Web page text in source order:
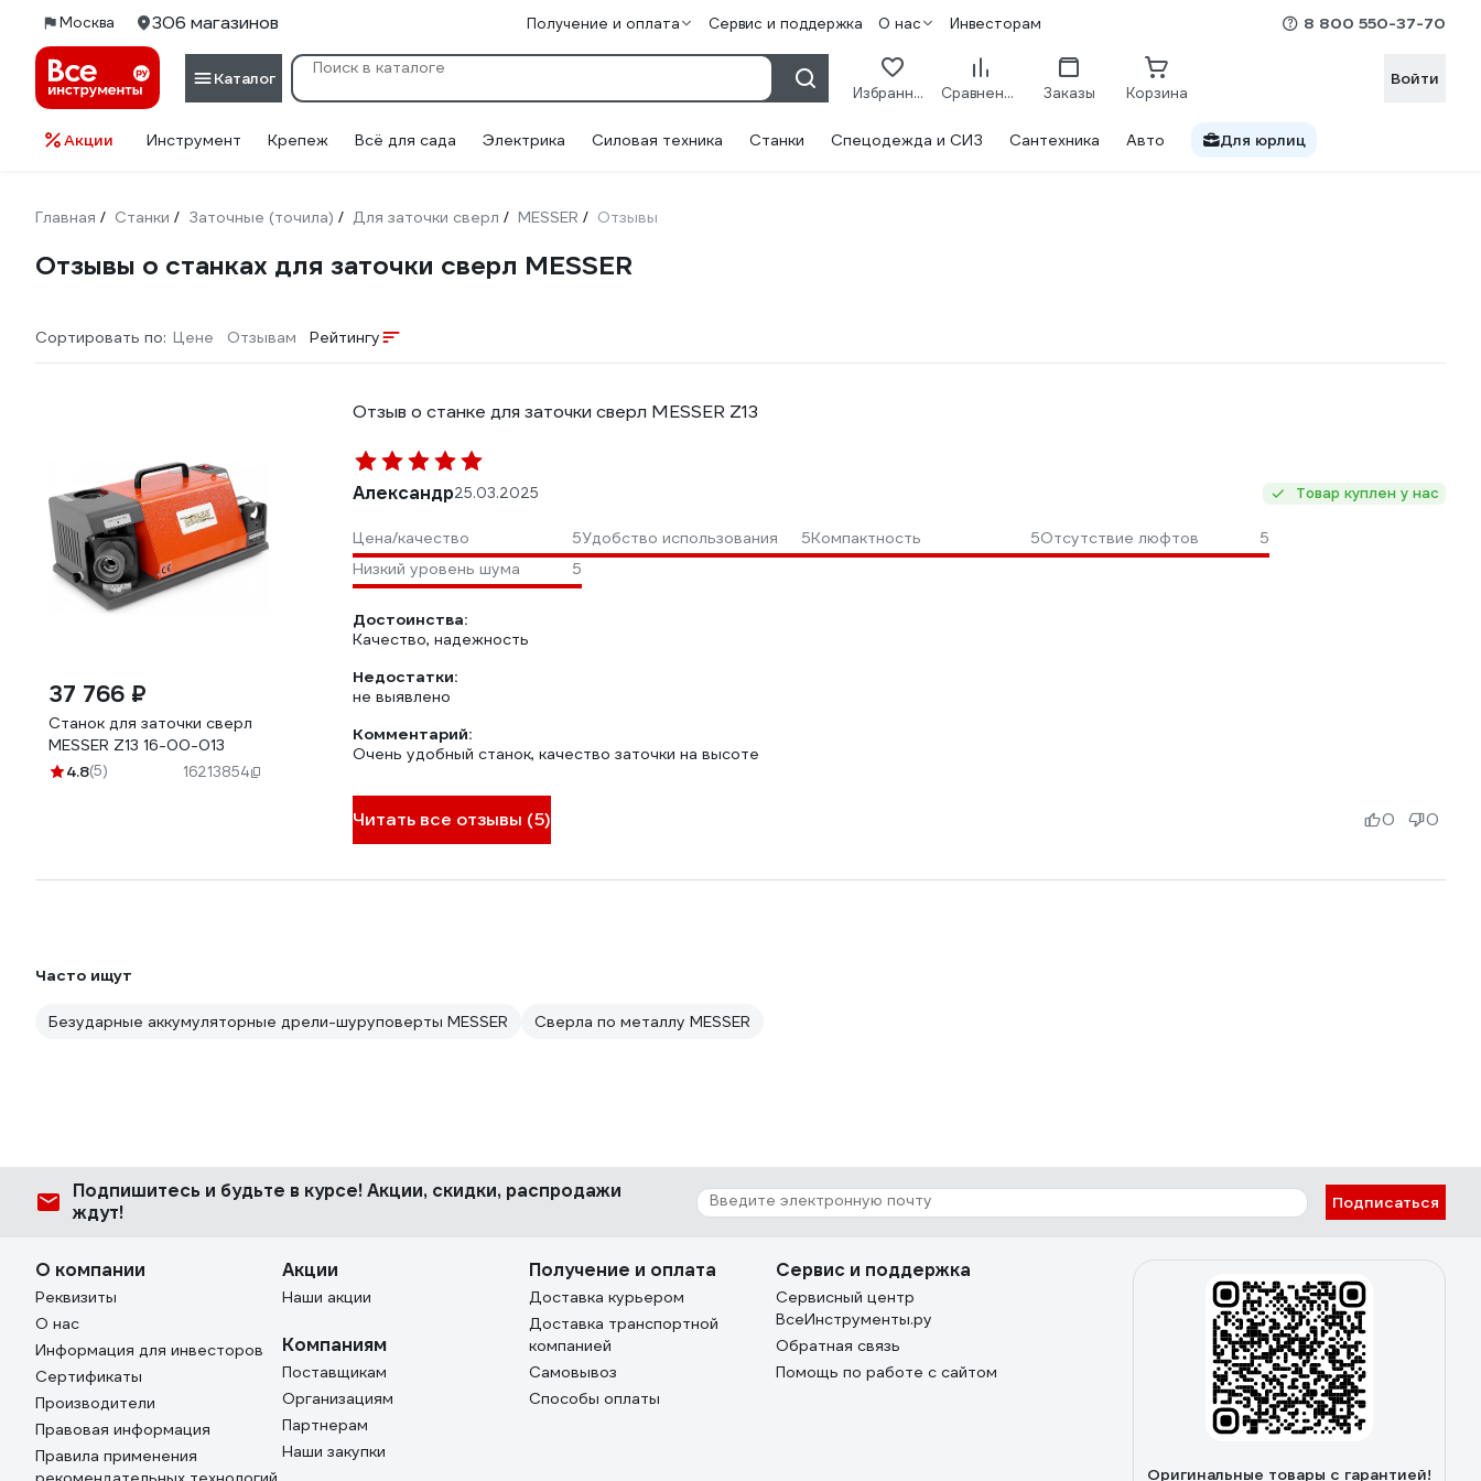
Москва 306 магазинов Получение и оплата Сервис и поддержка О нас Инвесторам 8 800 550-37-70
Каталог
Избранное Сравнение Заказы Корзина
Войти
Акции Инструмент Крепеж Всё для сада Электрика Силовая техника Станки Спецодежда и СИЗ Сантехника Авто Для юрлиц
Главная / Станки / Заточные (точила) / Для заточки сверл / MESSER / Отзывы
Отзывы о станках для заточки сверл MESSER
Сортировать по: Цене Отзывам Рейтингу
37 766 ₽
Станок для заточки сверл
MESSER Z13 16-00-013
4.8(5) 16213854
Отзыв о станке для заточки сверл MESSER Z13
Александр25.03.2025 Товар куплен у нас
Цена/качество 5Удобство использования 5Компактность 5Отсутствие люфтов
5
Низкий уровень шума
5
Достоинства:
Качество, надежность
Недостатки:
не выявлено
Комментарий:
Очень удобный станок, качество заточки на высоте
Читать все отзывы (5) 0 0
Часто ищут
Безударные аккумуляторные дрели-шуруповерты MESSER Сверла по металлу MESSER
Подпишитесь и будьте в курсе! Акции, скидки, распродажи
ждут!
Подписаться
О компании
Реквизиты
О нас
Информация для инвесторов
Сертификаты
Производители
Правовая информация
Правила применения
Акции
Наши акции
Компаниям
Поставщикам
Организациям
Партнерам
Наши закупки
Получение и оплата
Доставка курьером
Доставка транспортной
компанией
Самовывоз
Способы оплаты
Сервис и поддержка
Сервисный центр
ВсеИнструменты.ру
Обратная связь
Помощь по работе с сайтом
Оригинальные товары с гарантией!